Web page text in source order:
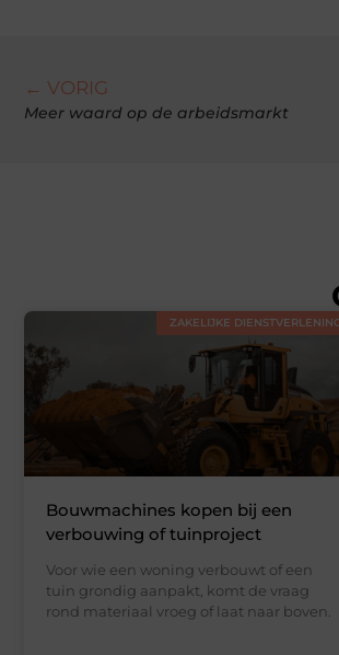
← VORIG
Meer waard op de arbeidsmarkt
ZAKELIJKE
Bouwmachines kopen bij een
verbouwing of tuinproject
Voor wie een woning verbouwt of een
tuin grondig aanpakt, komt de vraag
rond materiaal vroeg of laat naar boven.